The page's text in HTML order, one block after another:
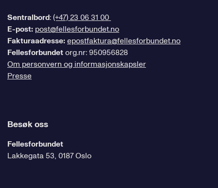
Sentralbord:(+47) 23 06 31 00
E-post: post@fellesforbundet.no
Fakturaadresse:epostfaktura@fellesforbundet.no
Fellesforbundetorg.nr: 950956828
Om personvern og informasjonskapsler
Presse
Besøk oss
Fellesforbundet
Lakkegata 53, 0187 Oslo